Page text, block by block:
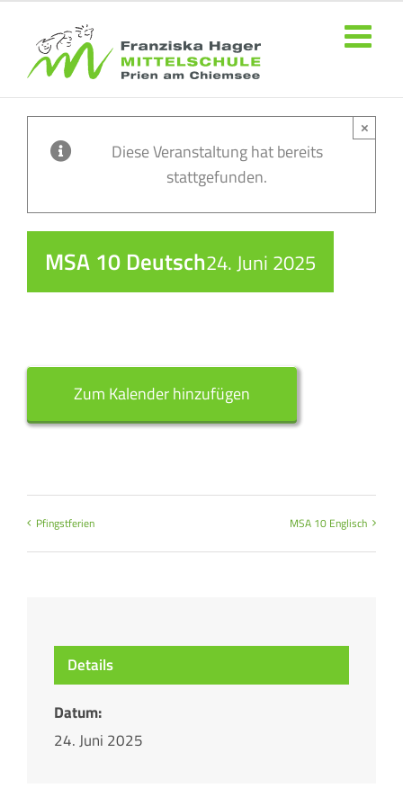
springen
Diese Veranstaltung hat bereits
stattgefunden.
×
MSA 10 Deutsch24. Juni 2025
Zum Kalender hinzufügen
Pfingstferien MSA 10 Englisch
Details
Datum:
24. Juni 2025